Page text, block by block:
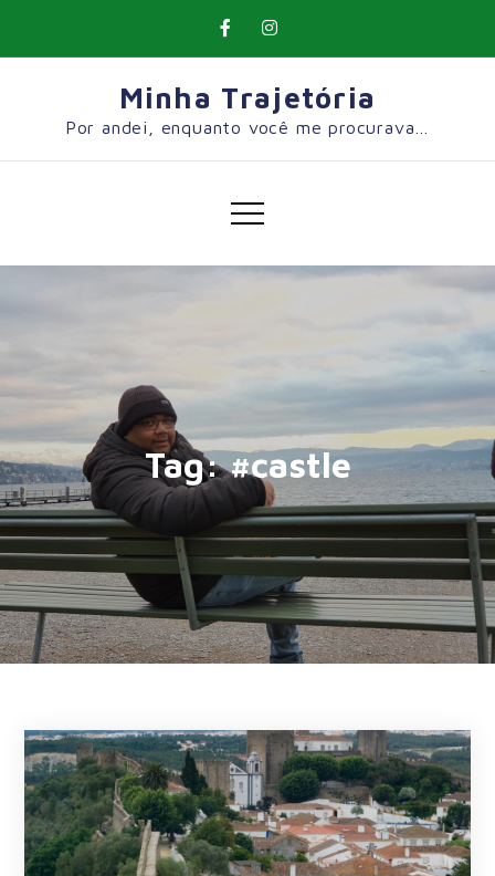
Minha Trajetória
Por andei, enquanto você me procurava…
Tag:#castle